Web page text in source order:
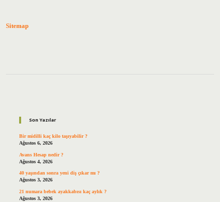
Sitemap
Son Yazılar
Bir midilli kaç kilo taşıyabilir ?
Ağustos 6, 2026
Avans Hesap nedir ?
Ağustos 4, 2026
40 yaşından sonra yeni diş çıkar mı ?
Ağustos 3, 2026
21 numara bebek ayakkabısı kaç aylık ?
Ağustos 3, 2026